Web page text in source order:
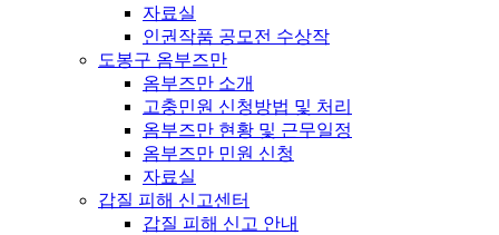
자료실
인권작품 공모전 수상작
도봉구 옴부즈만
옴부즈만 소개
고충민원 신청방법 및 처리
옴부즈만 현황 및 근무일정
옴부즈만 민원 신청
자료실
갑질 피해 신고센터
갑질 피해 신고 안내